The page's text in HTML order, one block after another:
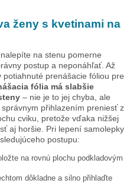
ženy s kvetinami na
nalepíte na stenu pomerne
postup a neponáhľať. Až
prenášacie fóliou pre
fólia má slabšie
– nie je to jej chyba, ale
přihlazením preniesť z
cviku, pretože vďaka nižšej
aj horšie. Pri lepení samolepky
postupu:
na rovnú plochu podkladovým
dôkladne a silno přihlaďte